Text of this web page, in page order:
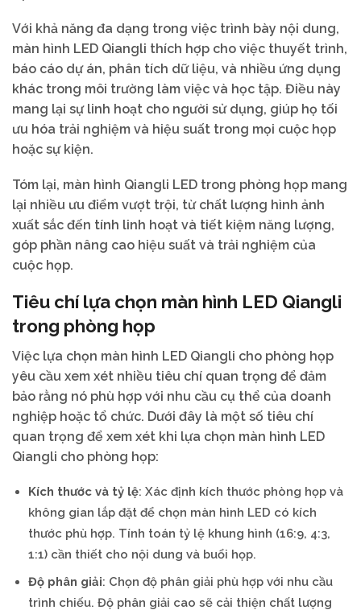
Với khả năng đa dạng trong việc trình bày nội dung,
màn hình LED Qiangli thích hợp cho việc thuyết trình,
báo cáo dự án, phân tích dữ liệu, và nhiều ứng dụng
khác trong môi trường làm việc và học tập. Điều này
mang lại sự linh hoạt cho người sử dụng, giúp họ tối
ưu hóa trải nghiệm và hiệu suất trong mọi cuộc họp
hoặc sự kiện.
Tóm lại, màn hình Qiangli LED trong phòng họp mang
lại nhiều ưu điểm vượt trội, từ chất lượng hình ảnh
xuất sắc đến tính linh hoạt và tiết kiệm năng lượng,
góp phần nâng cao hiệu suất và trải nghiệm của
cuộc họp.
Tiêu chí lựa chọn màn hình LED Qiangli
trong phòng họp
Việc lựa chọn màn hình LED Qiangli cho phòng họp
yêu cầu xem xét nhiều tiêu chí quan trọng để đảm
bảo rằng nó phù hợp với nhu cầu cụ thể của doanh
nghiệp hoặc tổ chức. Dưới đây là một số tiêu chí
quan trọng để xem xét khi lựa chọn màn hình LED
Qiangli cho phòng họp:
Kích thước và tỷ lệ: Xác định kích thước phòng họp và
không gian lắp đặt để chọn màn hình LED có kích
thước phù hợp. Tính toán tỷ lệ khung hình (16:9, 4:3,
1:1) cần thiết cho nội dung và buổi họp.
Độ phân giải: Chọn độ phân giải phù hợp với nhu cầu
trình chiếu. Độ phân giải cao sẽ cải thiện chất lượng